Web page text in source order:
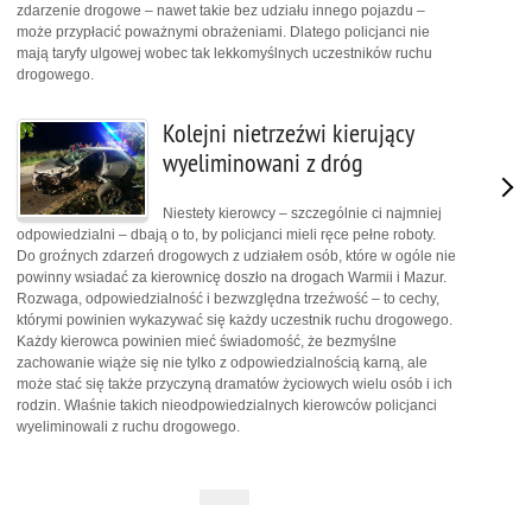
zdarzenie drogowe – nawet takie bez udziału innego pojazdu –
może przypłacić poważnymi obrażeniami. Dlatego policjanci nie
mają taryfy ulgowej wobec tak lekkomyślnych uczestników ruchu
drogowego.
Kolejni nietrzeźwi kierujący
wyeliminowani z dróg
Niestety kierowcy – szczególnie ci najmniej
odpowiedzialni – dbają o to, by policjanci mieli ręce pełne roboty.
Do groźnych zdarzeń drogowych z udziałem osób, które w ogóle nie
powinny wsiadać za kierownicę doszło na drogach Warmii i Mazur.
Rozwaga, odpowiedzialność i bezwzględna trzeźwość – to cechy,
którymi powinien wykazywać się każdy uczestnik ruchu drogowego.
Każdy kierowca powinien mieć świadomość, że bezmyślne
zachowanie wiąże się nie tylko z odpowiedzialnością karną, ale
może stać się także przyczyną dramatów życiowych wielu osób i ich
rodzin. Właśnie takich nieodpowiedzialnych kierowców policjanci
wyeliminowali z ruchu drogowego.